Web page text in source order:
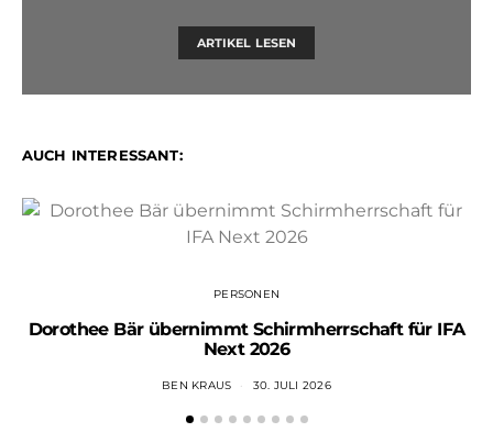
ARTIKEL LESEN
AUCH INTERESSANT:
PERSONEN
Dorothee Bär übernimmt Schirmherrschaft für IFA
Next 2026
BEN KRAUS 30. JULI 2026